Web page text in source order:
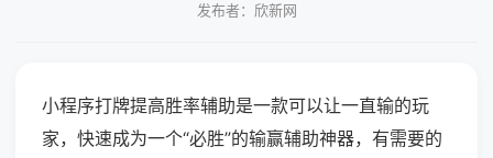
发布者：欣新网
小程序打牌提高胜率辅助是一款可以让一直输的玩
家，快速成为一个“必胜”的输赢辅助神器，有需要的